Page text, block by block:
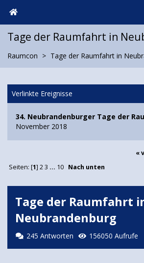
Tage der Raumfahrt in
Raumcon Tage der Raumfahrt in
Verlinkte Ereignisse
34. Neubrandenburger Tage der
November 2018
«
Seiten: [1] 2 3 ... 10 Nach unten
Tage der Raumfahrt
Neubrandenburg
245 Antworten 156050 Aufrufe